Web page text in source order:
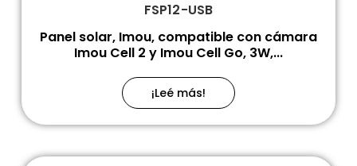
FSP12-USB
Panel solar, Imou, compatible con cámara
Imou Cell 2 y Imou Cell Go, 3W,...
¡Leé más!